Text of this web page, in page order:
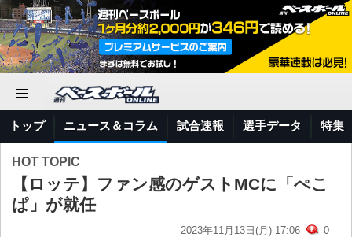
トップ ニュース＆コラム 試合速報 選手データ 特集
HOT TOPIC
【ロッテ】ファン感のゲストMCに「ぺこ
ぱ」が就任
2023年11月13日(月) 17:06 0